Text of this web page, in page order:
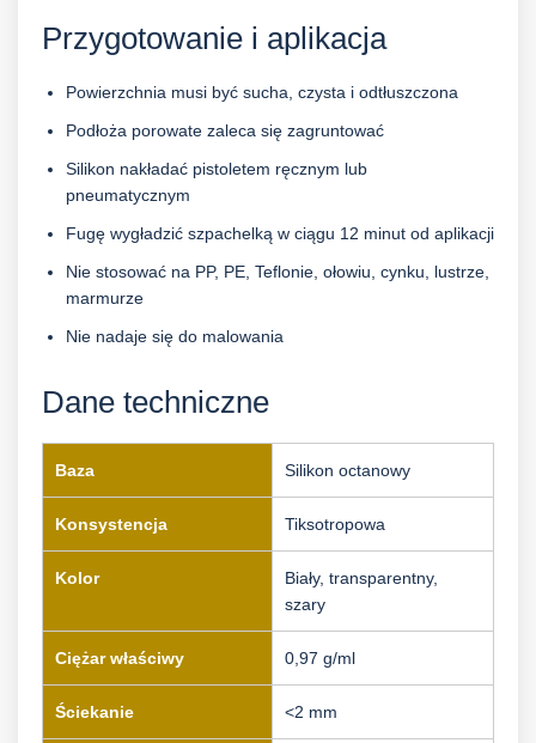
Przygotowanie i aplikacja
Powierzchnia musi być sucha, czysta i odtłuszczona
Podłoża porowate zaleca się zagruntować
Silikon nakładać pistoletem ręcznym lub
pneumatycznym
Fugę wygładzić szpachelką w ciągu 12 minut od aplikacji
Nie stosować na PP, PE, Teflonie, ołowiu, cynku, lustrze,
marmurze
Nie nadaje się do malowania
Dane techniczne
Baza Silikon octanowy
Konsystencja Tiksotropowa
Kolor
Biały, transparentny,
szary
Ciężar właściwy 0,97 g/ml
Ściekanie <2 mm